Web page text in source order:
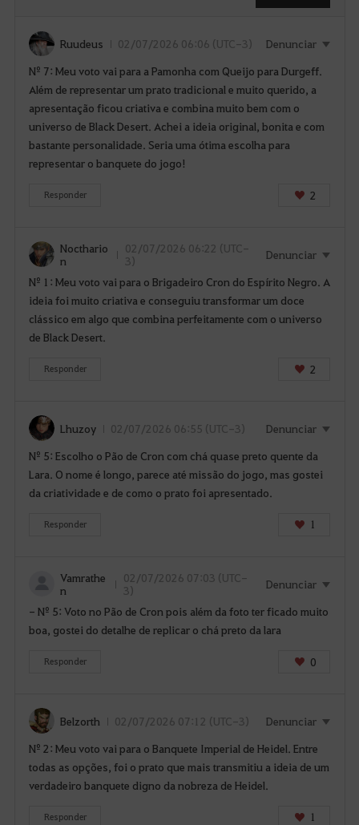
n
í
v
e
l
a
p
z
r
L
o
o
s
t
a
e
c
e
a
p
á
g
Ruudeus 02/07/2026 06:06 (UTC-3)
Denunciar
Nº 7: Meu voto vai para a Pamonha com Queijo para Durgeff.
Além de representar um prato tradicional e muito querido, a
apresentação ficou criativa e combina muito bem com o
universo de Black Desert. Achei a ideia original, bonita e com
bastante personalidade. Seria uma ótima escolha para
representar o banquete do jogo!
Responder 2
Nocthario
n
02/07/2026 06:22 (UTC-
3)
Denunciar
Nº 1: Meu voto vai para o Brigadeiro Cron do Espírito Negro. A
ideia foi muito criativa e conseguiu transformar um doce
clássico em algo que combina perfeitamente com o universo
de Black Desert.
Responder 2
Lhuzoy 02/07/2026 06:55 (UTC-3)
Denunciar
Nº 5: Escolho o Pão de Cron com chá quase preto quente da
Lara. O nome é longo, parece até missão do jogo, mas gostei
da criatividade e de como o prato foi apresentado.
Responder 1
Vamrathe
n
02/07/2026 07:03 (UTC-
3)
Denunciar
- Nº 5: Voto no Pão de Cron pois além da foto ter ficado muito
boa, gostei do detalhe de replicar o chá preto da lara
Responder 0
Belzorth 02/07/2026 07:12 (UTC-3)
Denunciar
Nº 2: Meu voto vai para o Banquete Imperial de Heidel. Entre
todas as opções, foi o prato que mais transmitiu a ideia de um
verdadeiro banquete digno da nobreza de Heidel.
Responder 1